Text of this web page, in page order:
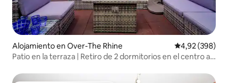
Alojamiento en Over-The Rhine Calificación
4,92 (398)
Patio en la terraza | Retiro de 2 dormitorios en el centro al